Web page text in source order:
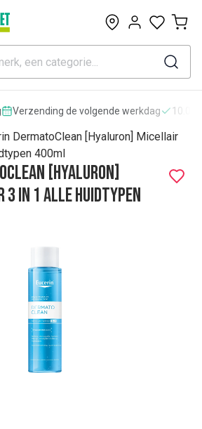
0
Verzending de volgende werkdag
DermatoClean [Hyaluron] Micellair
400ml
[Hyaluron]
in 1 Alle Huidtypen